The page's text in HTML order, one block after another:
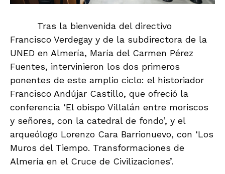
Tras la bienvenida del directivo
Francisco Verdegay y de la subdirectora de la
UNED en Almería, María del Carmen Pérez
Fuentes, intervinieron los dos primeros
ponentes de este amplio ciclo: el historiador
Francisco Andújar Castillo, que ofreció la
conferencia ‘El obispo Villalán entre moriscos
y señores, con la catedral de fondo’, y el
arqueólogo Lorenzo Cara Barrionuevo, con ‘Los
Muros del Tiempo. Transformaciones de
Almería en el Cruce de Civilizaciones’.